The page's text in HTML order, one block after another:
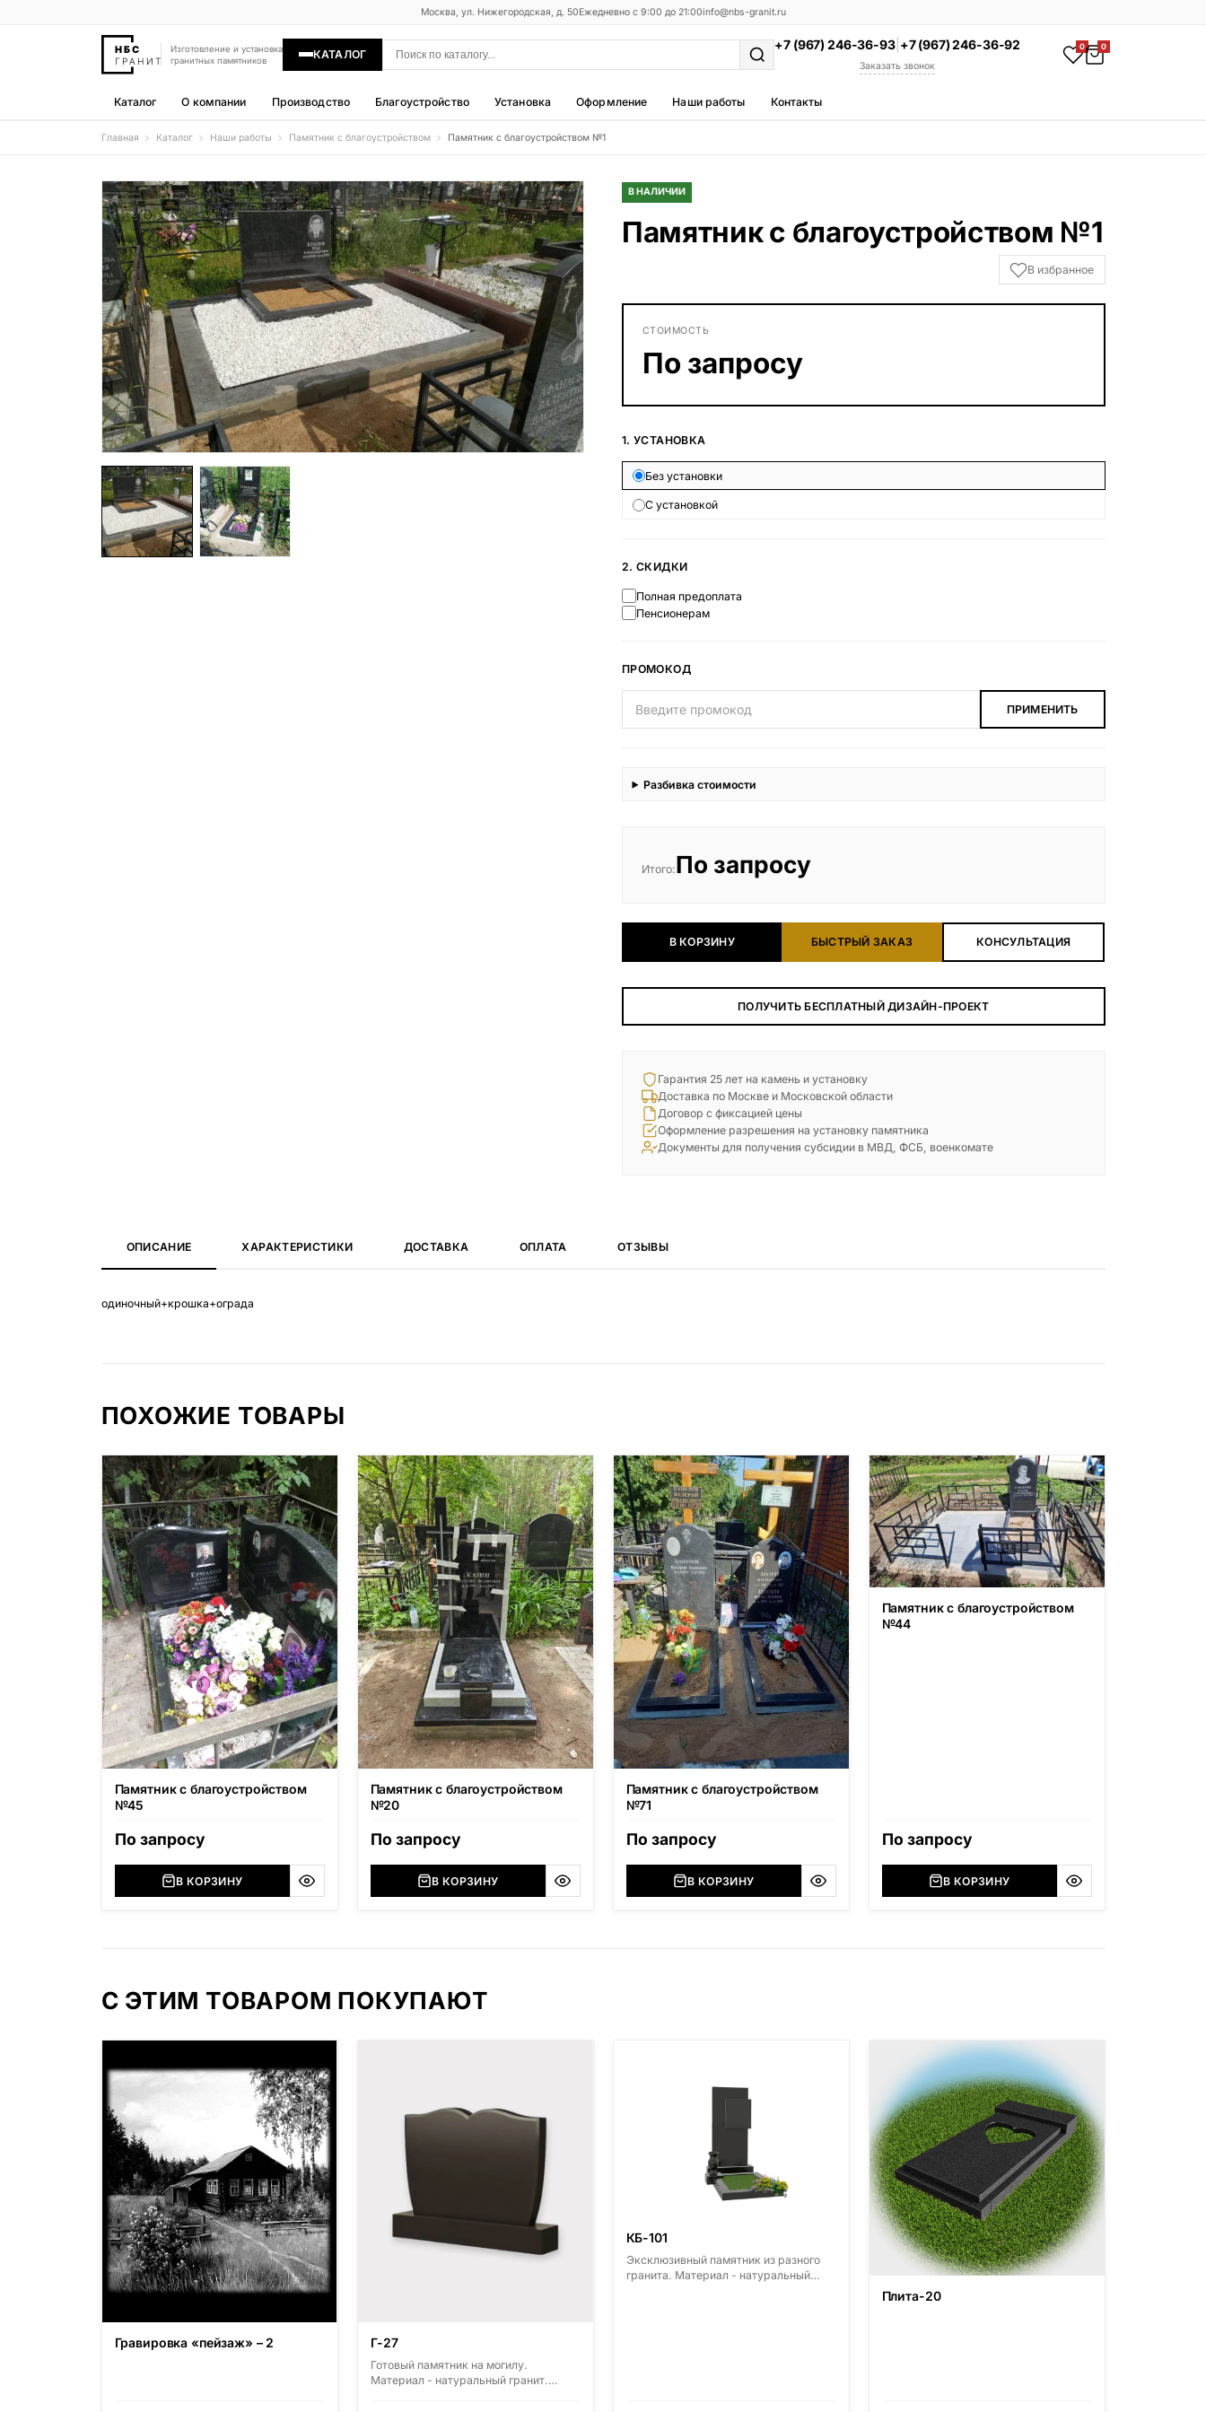
Москва, ул. Нижегородская, д. 50Ежедневно с 9:00 до 21:00info@nbs-granit.ru
Изготовление и установка
гранитных памятников
КАТАЛОГ
+7 (967) 246-36-93| +7 (967) 246-36-92
Заказать звонок
0 0
Каталог О компании Производство Благоустройство Установка Оформление Наши работы Контакты
Гравировка
77 моделей
Фотокерамика
5 моделей
Надгробные плиты
30 моделей
Благоустройство
42 модели
Гранитные ограды
15 моделей
Металлические ограды
50 моделей
Гранитные цветники
7 моделей
Столы и лавки
23 модели
Вазы и лампады
24 модели
Наши работы
145 моделей
УСЛУГИ
ВЕСЬ КАТАЛОГ
Главная Каталог Наши работы Памятник с благоустройством Памятник с благоустройством №1
В НАЛИЧИИ
Памятник с благоустройством №1
В избранное
СТОИМОСТЬ
По запросу
1. УСТАНОВКА
Без установки
С установкой
2. СКИДКИ
Полная предоплата
Пенсионерам
ПРОМОКОД
ПРИМЕНИТЬ
Разбивка стоимости
Итого:По запросу
В КОРЗИНУ БЫСТРЫЙ ЗАКАЗ КОНСУЛЬТАЦИЯ
ПОЛУЧИТЬ БЕСПЛАТНЫЙ ДИЗАЙН-ПРОЕКТ
Гарантия 25 лет на камень и установку
Доставка по Москве и Московской области
Договор с фиксацией цены
Оформление разрешения на установку памятника
Документы для получения субсидии в МВД, ФСБ, военкомате
ОПИСАНИЕ ХАРАКТЕРИСТИКИ ДОСТАВКА ОПЛАТА ОТЗЫВЫ
одиночный+крошка+ограда
ПОХОЖИЕ ТОВАРЫ
Памятник с благоустройством
№45
По запросу
В КОРЗИНУ
Памятник с благоустройством
№20
По запросу
В КОРЗИНУ
Памятник с благоустройством
№71
По запросу
В КОРЗИНУ
Памятник с благоустройством
№44
По запросу
В КОРЗИНУ
С ЭТИМ ТОВАРОМ ПОКУПАЮТ
Гравировка «пейзаж» – 2 Г-27
Готовый памятник на могилу.
Материал - натуральный гранит.
КБ-101
Эксклюзивный памятник из разного
гранита. Материал - натуральный
Плита-20